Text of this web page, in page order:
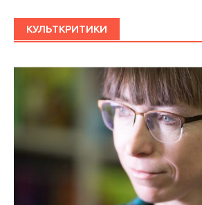
КУЛЬТКРИТИКИ